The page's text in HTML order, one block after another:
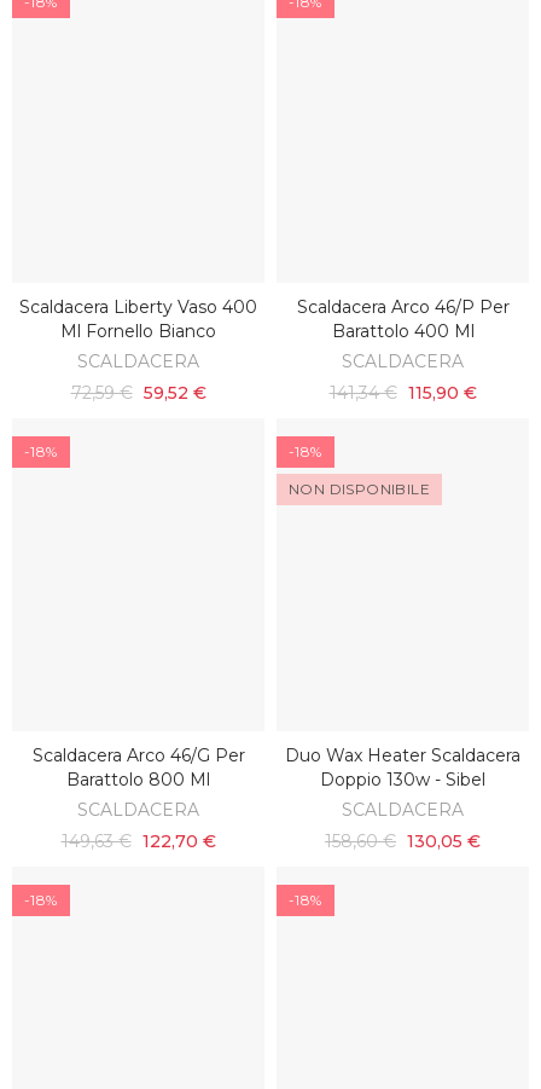
AGGIUNGI AL CARRELLO
Scaldacera Liberty Vaso 400
Ml Fornello Bianco
SCALDACERA
72,59 € 59,52 €
AGGIUNGI AL CARRELLO
Scaldacera Arco 46/p Per
Barattolo 400 Ml
SCALDACERA
141,34 € 115,90 €
-18%
AGGIUNGI AL CARRELLO
Scaldacera Arco 46/g Per
Barattolo 800 Ml
SCALDACERA
149,63 € 122,70 €
-18%
NON DISPONIBILE
SCOPRI
Duo Wax Heater Scaldacera
Doppio 130w - Sibel
SCALDACERA
158,60 € 130,05 €
-18% -18%